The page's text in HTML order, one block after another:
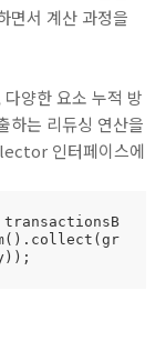
면서 계산 과정을
양한 요소 누적 방
하는 리듀싱 연산을
인터페이스에
transactionsB